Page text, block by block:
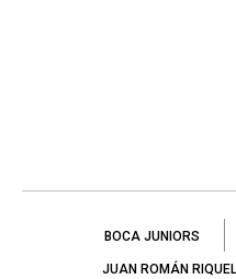
BOCA JUNIORS
JUAN ROMÁN